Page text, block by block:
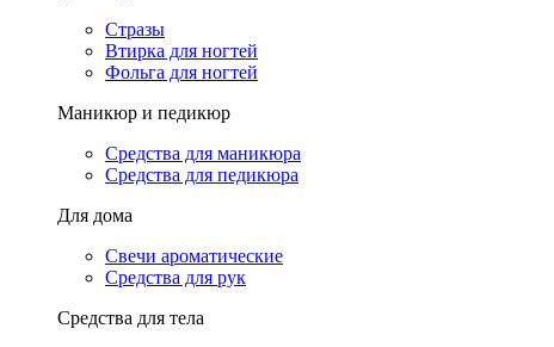
Стразы
Втирка для ногтей
Фольга для ногтей
Маникюр и педикюр
Средства для маникюра
Средства для педикюра
Для дома
Свечи ароматические
Средства для рук
Средства для тела